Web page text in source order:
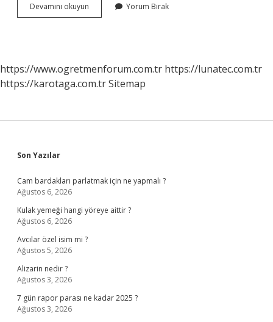
Devamını okuyun Kaynasli
Hangi
Yorum Bırak
https://www.ogretmenforum.com.tr https://lunatec.com.tr
https://karotaga.com.trSitemap
Sidebar
Son Yazılar
Cam bardakları parlatmak için ne yapmalı ?
Ağustos 6, 2026
Kulak yemeği hangi yöreye aittir ?
Ağustos 6, 2026
Avcılar özel isim mi ?
Ağustos 5, 2026
Alizarin nedir ?
Ağustos 3, 2026
7 gün rapor parası ne kadar 2025 ?
Ağustos 3, 2026